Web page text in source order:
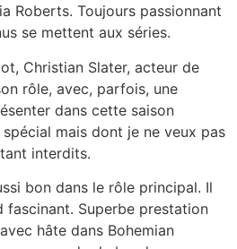
Roberts. Toujours passionnant
se mettent aux séries.
Christian Slater, acteur de
rôle, avec, parfois, une
dans cette saison
mais dont je ne veux pas
interdits.
bon dans le rôle principal. Il
fascinant. Superbe prestation
hâte dans Bohemian